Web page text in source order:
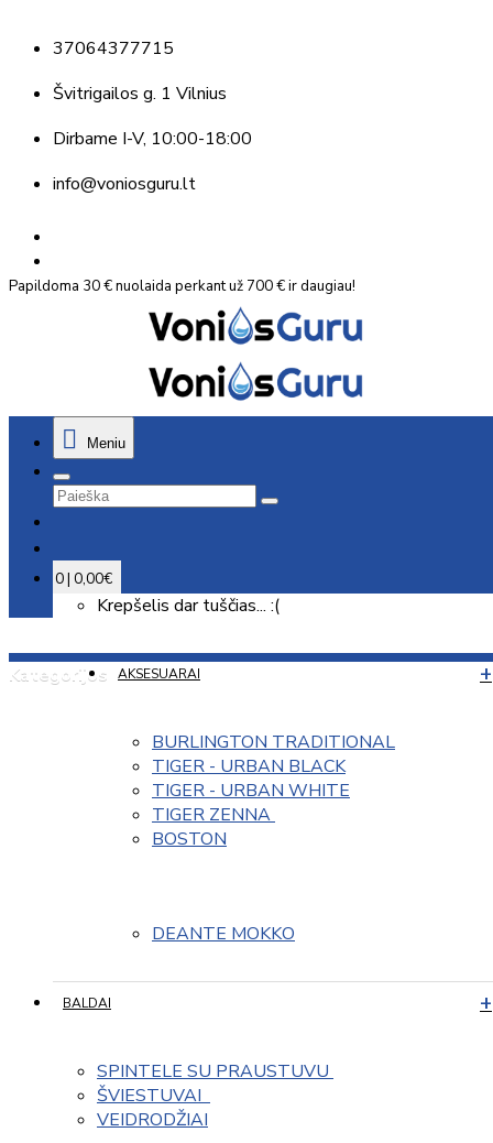
37064377715
Švitrigailos g. 1 Vilnius
Dirbame I-V, 10:00-18:00
info@voniosguru.lt
Papildoma 30 € nuolaida perkant už 700 € ir daugiau!
Meniu
0 | 0,00€
Krepšelis dar tuščias... :(
Kategorijos AKSESUARAI
BURLINGTON TRADITIONAL
TIGER - URBAN BLACK
TIGER - URBAN WHITE
TIGER ZENNA
BOSTON
DEANTE MOKKO
BALDAI
SPINTELE SU PRAUSTUVU
ŠVIESTUVAI
VEIDRODŽIAI